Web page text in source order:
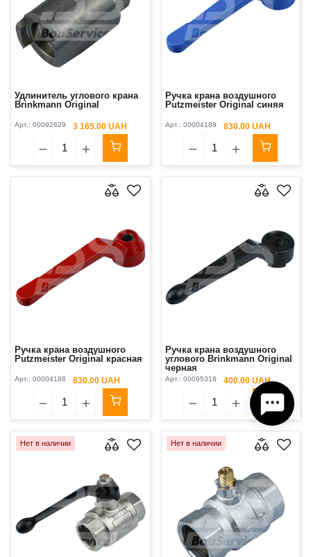
Удлинитель углового крана
Brinkmann Original
Арт.: 00092629 3 165.00 UAH
Ручка крана воздушного
Putzmeister Original синяя
Арт.: 00004189 830.00 UAH
Ручка крана воздушного
Putzmeister Original красная
Арт.: 00004188 830.00 UAH
Ручка крана воздушного
углового Brinkmann Original
черная
Арт.: 00095316 400.00 UAH
Нет в наличии Нет в наличии